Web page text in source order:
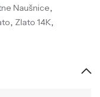
Naušnice,
, Zlato 14K,